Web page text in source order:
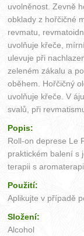
uvolněnost. Zevně
obklady z hořčičné
revmatu,
uvolňuje křeče,
ulevuje při
zeleném zákalu a
oběhem. Hořčičný
uvolňuje křeče. V
svalů, při
Popis:
Roll-on deprese Le
praktickém balení s
terapii s
Použití:
Aplikujte v případě
Složení:
Alcohol